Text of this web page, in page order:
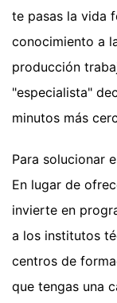
te pasas la vida
conocimiento a
producción
"especialista"
minutos más
Para solucionar
En lugar de
invierte en
a los institutos
centros de
que tengas una